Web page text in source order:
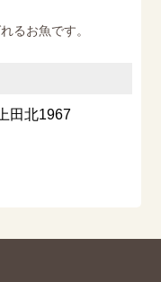
るお魚です。
田北1967